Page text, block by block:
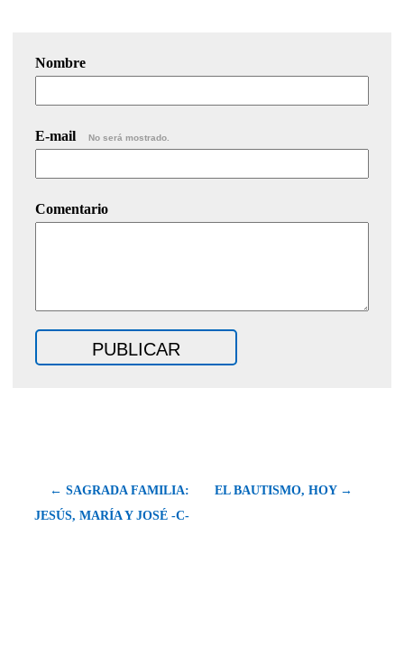
Nombre
E-mail No será mostrado.
Comentario
← SAGRADA FAMILIA:
JESÚS, MARÍA Y JOSÉ -C-
EL BAUTISMO, HOY →